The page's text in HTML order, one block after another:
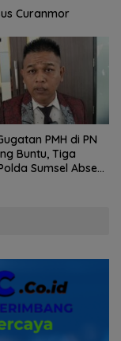
Curanmor
PMH di PN
Buntu, Tiga
Sumsel Absen,